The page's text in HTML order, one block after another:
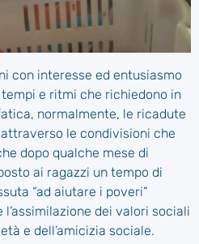
con interesse ed entusiasmo
e ritmi che richiedono in
normalmente, le ricadute
le condivisioni che
dopo qualche mese di
ai ragazzi un tempo di
“ad aiutare i poveri”
dei valori sociali
e dell’amicizia sociale.